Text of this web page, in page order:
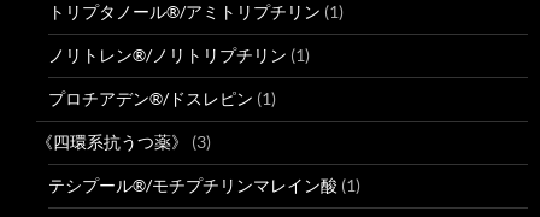
トリプタノール®/アミトリプチリン (1)
ノリトレン®/ノリトリプチリン (1)
プロチアデン®/ドスレピン (1)
《四環系抗うつ薬》 (3)
テシプール®/モチプチリンマレイン酸 (1)